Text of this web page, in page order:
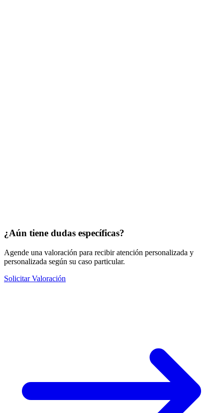
¿Aún tiene dudas específicas?
Agende una valoración para recibir atención personalizada y
personalizada según su caso particular.
Solicitar Valoración